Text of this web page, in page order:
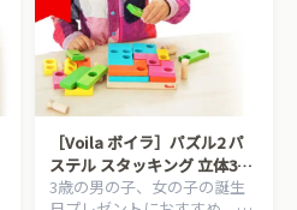
［Voila ボイラ］パズル2 パ
ステル スタッキング 立体3層
パズル
3歳の男の子、女の子の誕生